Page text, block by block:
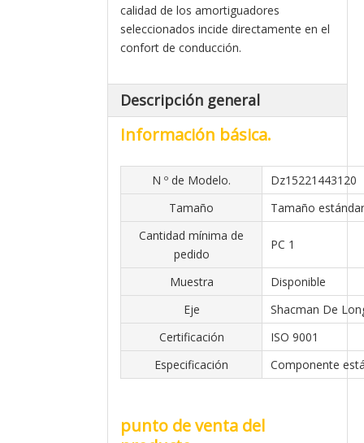
calidad de los amortiguadores
seleccionados incide directamente en el
confort de conducción.
Descripción general
Información básica.
N º de Modelo.
Dz15221443120
Tamaño
Tamaño
Cantidad mínima de
pedido
PC 1
Muestra
Disponible
Eje
Shacman De
Certificación
ISO 9001
Especificación
Componente
punto de venta del